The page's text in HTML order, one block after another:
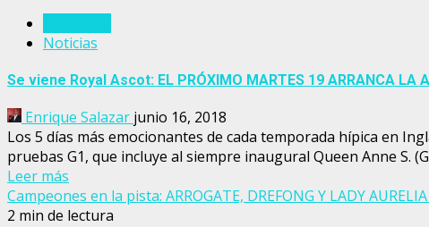
Noticias
Se viene Royal Ascot: EL PRÓXIMO MARTES 19 ARRANCA LA
Enrique Salazar junio 16, 2018
Los 5 días más emocionantes de cada temporada hípica en
pruebas G1, que incluye al siempre inaugural Queen Anne S.
Leer más
Campeones en la pista: ARROGATE, DREFONG Y LADY AURELIA
2 min de lectura